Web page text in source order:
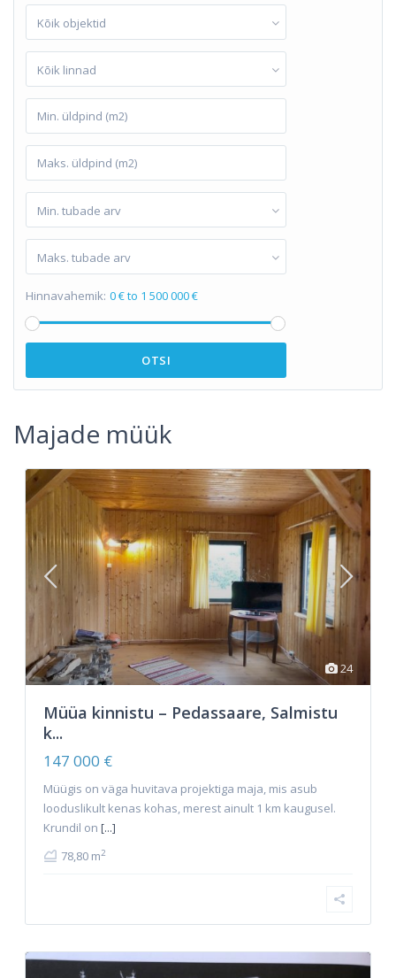
Kõik objektid
Kõik linnad
Min. tubade arv
Maks. tubade arv
Hinnavahemik: 0 € to 1 500 000 €
OTSI
Majade müük
24
Müüa kinnistu – Pedassaare, Salmistu
k...
147 000 €
Müügis on väga huvitava projektiga maja, mis asub
looduslikult kenas kohas, merest ainult 1 km kaugusel.
Krundil on [...]
78,80 m2